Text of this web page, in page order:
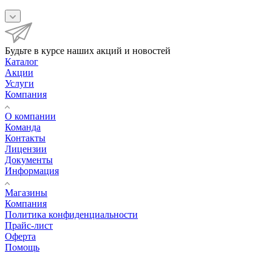
Будьте в курсе наших акций и новостей
Каталог
Акции
Услуги
Компания
О компании
Команда
Контакты
Лицензии
Документы
Информация
Магазины
Компания
Политика конфиденциальности
Прайс-лист
Оферта
Помощь